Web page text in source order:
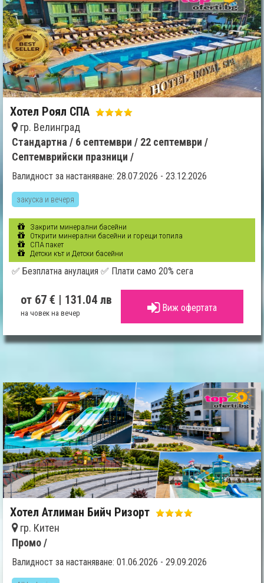
Хотел Роял СПА
гр. Велинград
Стандартна / 6 септември / 22 септември /
Септемврийски празници /
Валидност за настаняване: 28.07.2026 - 23.12.2026
закуска и вечеря
Закрити минерални басейни
Открити минерални басейни и горещи топила
СПА пакет
Детски кът и Детски басейни
✅ Безплатна анулация ✅ Плати само 20% сега
от 67 € | 131.04 лв
на човек на вечер Виж офертата
Хотел Атлиман Бийч Ризорт
гр. Китен
Промо /
Валидност за настаняване: 01.06.2026 - 29.09.2026